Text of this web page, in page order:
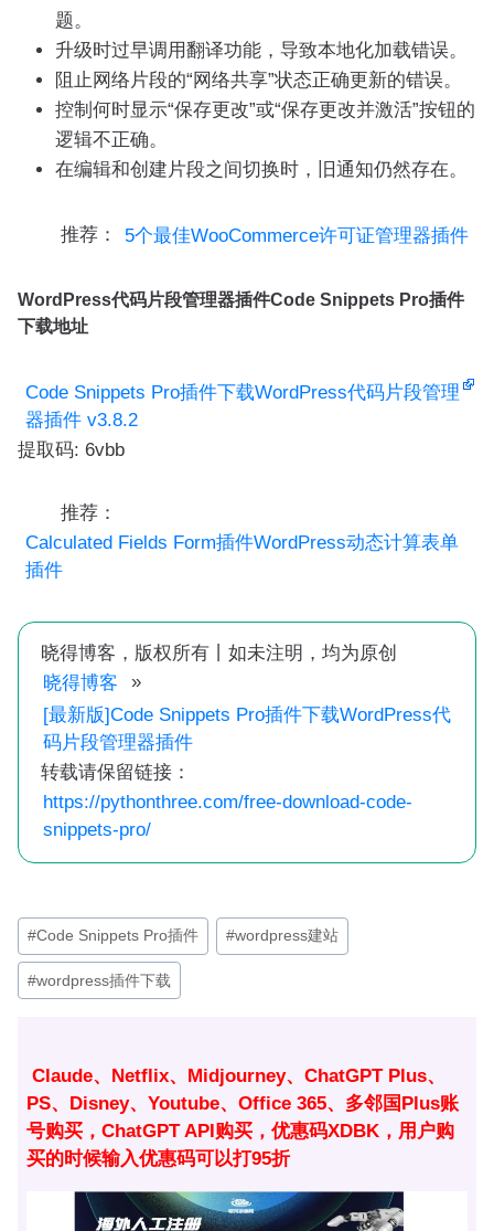
题。
升级时过早调用翻译功能，导致本地化加载错误。
阻止网络片段的“网络共享”状态正确更新的错误。
控制何时显示“保存更改”或“保存更改并激活”按钮的
逻辑不正确。
在编辑和创建片段之间切换时，旧通知仍然存在。
推荐： 5个最佳WooCommerce许可证管理器插件
WordPress代码片段管理器插件Code Snippets Pro插件
下载地址
Code Snippets Pro插件下载WordPress代码片段管理
器插件 v3.8.2
提取码: 6vbb
推荐：
Calculated Fields Form插件WordPress动态计算表单
插件
晓得博客，版权所有丨如未注明，均为原创
晓得博客
»
[最新版]Code Snippets Pro插件下载WordPress代
码片段管理器插件
转载请保留链接：
https://pythonthree.com/free-download-code-
snippets-pro/
文
章
标
#Code Snippets Pro插件 #wordpress建站
#wordpress插件下载
Claude、Netflix、Midjourney、ChatGPT Plus、
PS、Disney、Youtube、Office 365、多邻国Plus账
号购买，ChatGPT API购买，优惠码XDBK，用户购
买的时候输入优惠码可以打95折